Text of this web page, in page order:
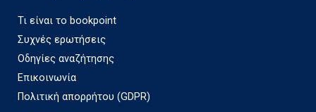
Τι είναι το bookpoint
Συχνές ερωτήσεις
Οδηγίες αναζήτησης
Επικοινωνία
Πολιτική απορρήτου (GDPR)